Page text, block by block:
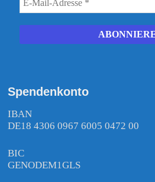
Spendenkonto
IBAN
DE18 4306 0967 6005 0472 00
BIC
GENODEM1GLS